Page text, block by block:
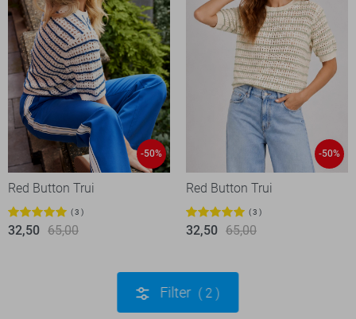
-50%
Red Button Trui
3
32,50 65,00
-50%
Red Button Trui
3
32,50 65,00
Filter 2